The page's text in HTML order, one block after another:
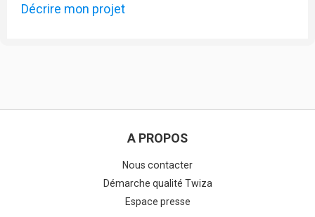
Décrire mon projet
A PROPOS
Nous contacter
Démarche qualité Twiza
Espace presse